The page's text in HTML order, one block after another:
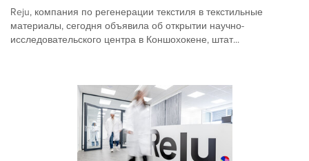
Reju, компания по регенерации текстиля в текстильные
материалы, сегодня объявила об открытии научно-
исследовательского центра в Коншохокене, штат...